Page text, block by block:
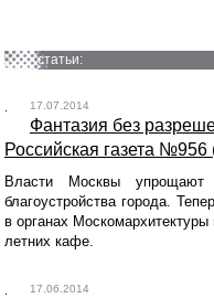
статьи:
17.07.2014
Фантазия без
Российская газета
Власти Москвы упрощают
благоустройства города.
в органах
летних кафе.
17.06.2014